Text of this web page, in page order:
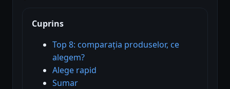
Cuprins
Top 8: comparația produselor, ce
alegem?
Alege rapid
Sumar